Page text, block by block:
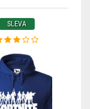
SLEVA